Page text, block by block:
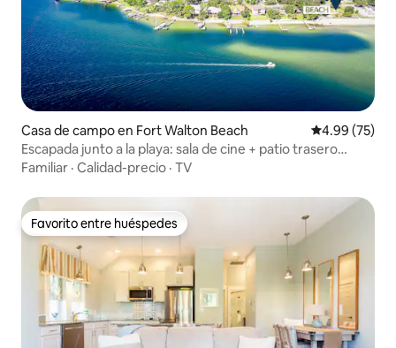
Casa de campo en Fort Walton Beach Calificación
4.99 (75)
Escapada junto a la playa: sala de cine + patio trasero
privado +diversión
Familiar · Calidad-precio · TV
Favorito entre huéspedes
Favorito entre huéspedes